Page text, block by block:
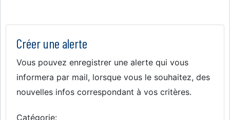
Créer une alerte
Vous pouvez enregistrer une alerte qui vous
informera par mail, lorsque vous le souhaitez, des
nouvelles infos correspondant à vos critères.
Catégorie: